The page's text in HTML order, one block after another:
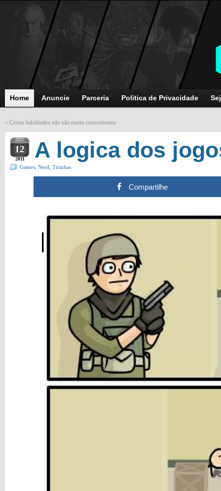
Home Anuncie Parceria Politica de Privacidade
« Certas habilitades não são muito convenientes
NOV
12
2011 A logica dos
Games Nerd Tirinhas
Compartilhe